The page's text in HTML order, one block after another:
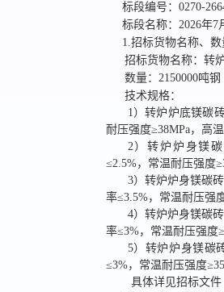
标段编号： 0270-
标段名称： 2026年
1.招标货物名称、数
招标货物名称： 转
数量： 2150000吨钢
技术规格：
1）转炉炉底镁碳
耐压强度≥38MPa，高
2）转炉炉身镁
≤2.5%，常温耐压强度
3）转炉炉身镁碳
率≤3.5%，常温耐压强
4）转炉炉身镁碳
率≤3%，常温耐压强度
5）转炉炉身镁碳
≤3%，常温耐压强度
具体详见招标文件